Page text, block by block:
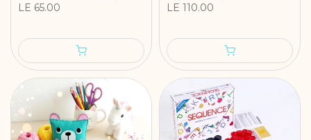
LE 65.00
LE 110.00